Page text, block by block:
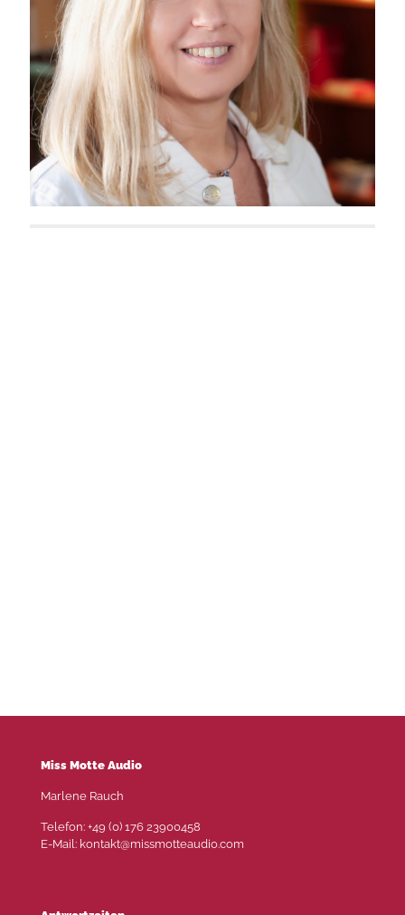
Miss Motte Audio
Marlene Rauch
Telefon: +49 (0) 176 23900458
E-Mail: kontakt@missmotteaudio.com